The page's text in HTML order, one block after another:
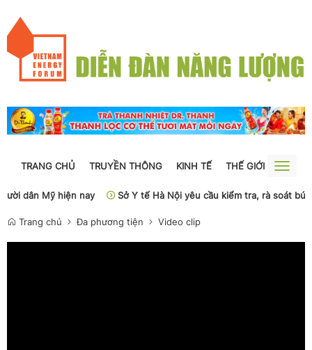
TRANG CHỦ TRUYỀN THÔNG KINH TẾ THẾ GIỚI
Toggle
dân Mỹ hiện nay
Sở Y tế Hà Nội yêu cầu kiểm tra, rà soát bút
Trang chủ Đa phương tiện Video clip